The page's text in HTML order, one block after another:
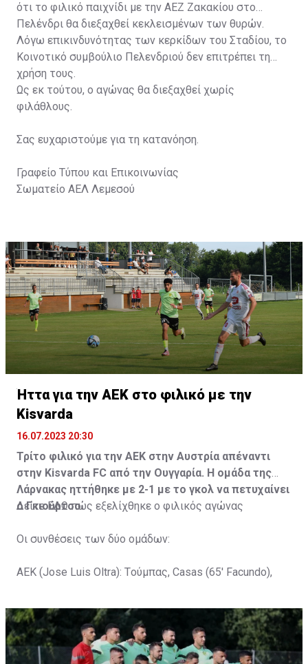
ότι το φιλικό παιχνίδι με την ΑΕΖ Ζακακίου στο
Πελένδρι θα διεξαχθεί κεκλεισμένων των θυρών.
Λόγω επικινδυνότητας των κερκίδων του Σταδίου, το
Κοινοτικό συμβούλιο Πελενδριού δεν επιτρέπει τη
χρήση τους.
Ως εκ τούτου, ο αγώνας θα διεξαχθεί χωρίς
φιλάθλους.
Σας ευχαριστούμε για τη κατανόηση.
Γραφείο Τύπου και Επικοινωνίας
Σωματείο ΑΕΛ Λεμεσού
Ήττα για την ΑΕΚ στο φιλικό με την
Kisvarda
16.07.2023 20:30
Τρίτο φιλικό για την ΑΕΚ στην Αυστρία απέναντι
στην Kisvarda FC από την Ουγγαρία. Η ομάδα της
Λάρνακας ηττήθηκε με 2-1 με το γκολ να πετυχαίνει
ο Γκιούρτσο.
ΔείτεΕΔΩπώς εξελίχθηκε ο φιλικός αγώνας
Οι συνθέσεις των δύο ομάδων:
ΑΕΚ (Jose Luis Oltra): Tούμπας, Casas (65' Facundo),
Gyurcso), Κaptoum (46' Καψής (65' Mάμας), Roberge (65'
Tomovic), Aνδρέου (65' Angel) , Κωνσταντή (65' Sol),
Τζιωρτζής (65' Faraj), Κατελάρης (65' Milicevic).